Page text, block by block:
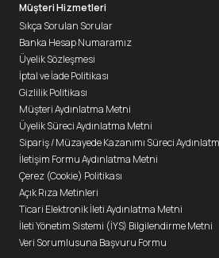
Müşteri Hizmetleri
Sıkça Sorulan Sorular
Banka Hesap Numaramız
Üyelik Sözleşmesi
İptal ve İade Politikası
Gizlilik Politikası
Müşteri Aydınlatma Metni
Üyelik Süreci Aydınlatma Metni
Sipariş / Müzayede Kazanımı Süreci
İletişim Formu Aydınlatma Metni
Çerez (Cookie) Politikası
Açık Rıza Metinleri
Ticari Elektronik İleti Aydınlatma Metni
İleti Yönetim Sistemi (İYS) Bilgilendirme Metni
Veri Sorumlusuna Başvuru Formu